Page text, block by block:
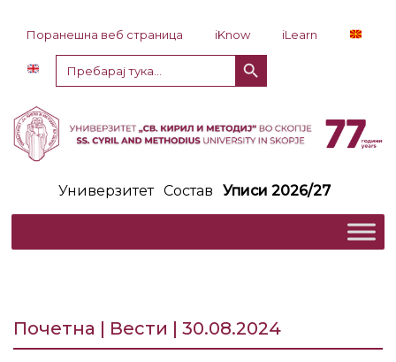
Поранешна веб страница iKnow
iLearn
Пребарај
за:
Копче за пребарување
Универзитет Состав Уписи 2026/27
Почетна | Вести | 30.08.2024